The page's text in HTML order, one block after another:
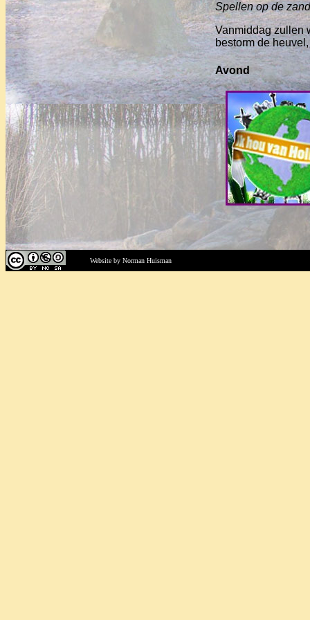
Spellen op de
Vanmiddag zullen
bestorm de
Avond
Website by Norman Huisman